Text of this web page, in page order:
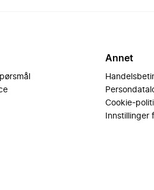
Annet
Cookie-
Innstillinger